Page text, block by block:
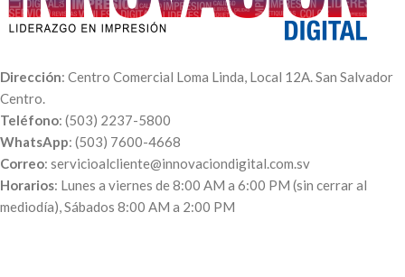
Dirección: Centro Comercial Loma Linda, Local 12A. San Salvador
Centro.
Teléfono: (503) 2237-5800
WhatsApp: (503) 7600-4668
Correo: servicioalcliente@innovaciondigital.com.sv
Horarios: Lunes a viernes de 8:00 AM a 6:00 PM (sin cerrar al
mediodía), Sábados 8:00 AM a 2:00 PM